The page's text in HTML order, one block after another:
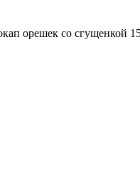
орешек со сгущенкой